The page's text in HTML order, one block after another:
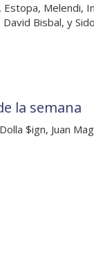
Melendi,
Bisbal, y
la semana
$ign, Juan